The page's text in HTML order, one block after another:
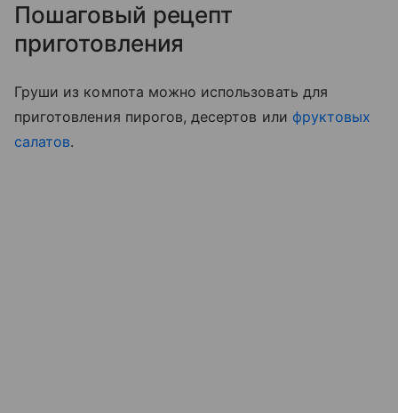
Пошаговый рецепт
приготовления
Груши из компота можно использовать для
приготовления пирогов, десертов или фруктовых
салатов.